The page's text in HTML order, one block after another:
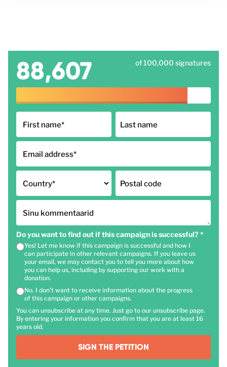
88,607 of 100,000 signatures
First name* Last name
Email address*
Country* Postal code
Sinu kommentaarid
Do you want to find out if this campaign is successful? *
Yes! Let me know if this campaign is successful and how I
can participate in other relevant campaigns. If you leave us
your email, we may contact you to tell you more about how
you can help us, including by supporting our work with a
donation.
No. I don't want to receive information about the progress
of this campaign or other campaigns.
You can unsubscribe at any time. Just go to our unsubscribe page.
By entering your information you confirm that you are at least 16
years old.
SIGN THE PETITION